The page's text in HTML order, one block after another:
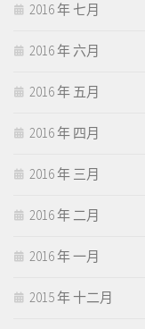
2016 年 七月
2016 年 六月
2016 年 五月
2016 年 四月
2016 年 三月
2016 年 二月
2016 年 一月
2015 年 十二月